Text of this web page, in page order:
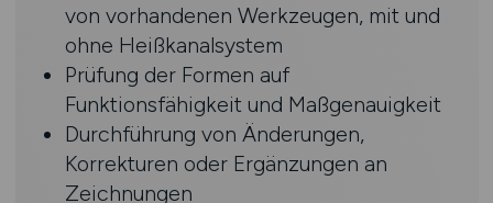
von vorhandenen Werkzeugen, mit und
ohne Heißkanalsystem
Prüfung der Formen auf
Funktionsfähigkeit und Maßgenauigkeit
Durchführung von Änderungen,
Korrekturen oder Ergänzungen an
Zeichnungen